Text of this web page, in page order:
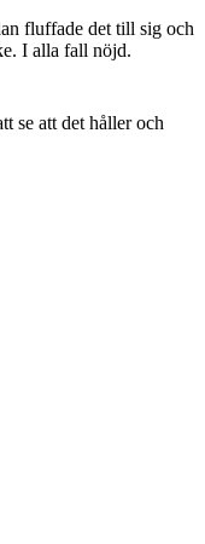
fluffade det till sig och
I alla fall nöjd.
se att det håller och